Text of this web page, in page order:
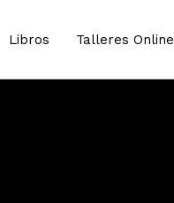
Libros Talleres Online